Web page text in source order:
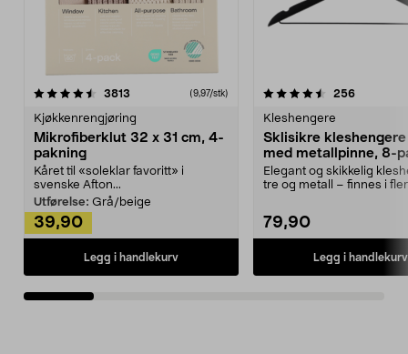
3813 anmeldelser(9,97/stk)
Kjøkkenrengjøring
Mikrofiberklut 32 x 31 cm, 4-
pakning
Kåret til «soleklar favoritt» i
svenske Afton...
Utførelse: Grå/beige
39,90
Legg i handlekurv
4.5av 5 stjerner 256
Kleshengere
Sklisikre
med metallpinne, 8-
Elegant og skikkelig
tre og metall – finnes i
79,90
Legg i handlekurv
4.5av 5 stjerner